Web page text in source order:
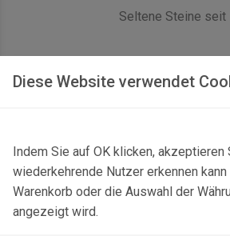
Diese Website verwendet
Indem Sie auf OK klicken,
wiederkehrende Nutzer erkennen
Warenkorb oder die Auswahl der
angezeigt wird.
Seltene Steine seit